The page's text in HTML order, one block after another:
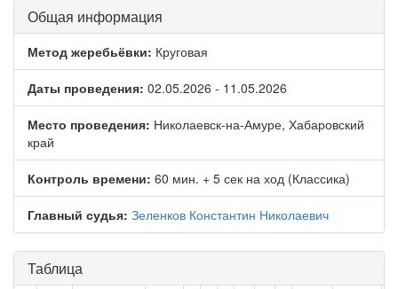
Общая информация
Метод жеребьёвки: Круговая
Даты проведения: 02.05.2026 - 11.05.2026
Место проведения: Николаевск-на-Амуре, Хабаровский
край
Контроль времени: 60 мин. + 5 сек на ход (Классика)
Главный судья: Зеленков Константин Николаевич
Таблица